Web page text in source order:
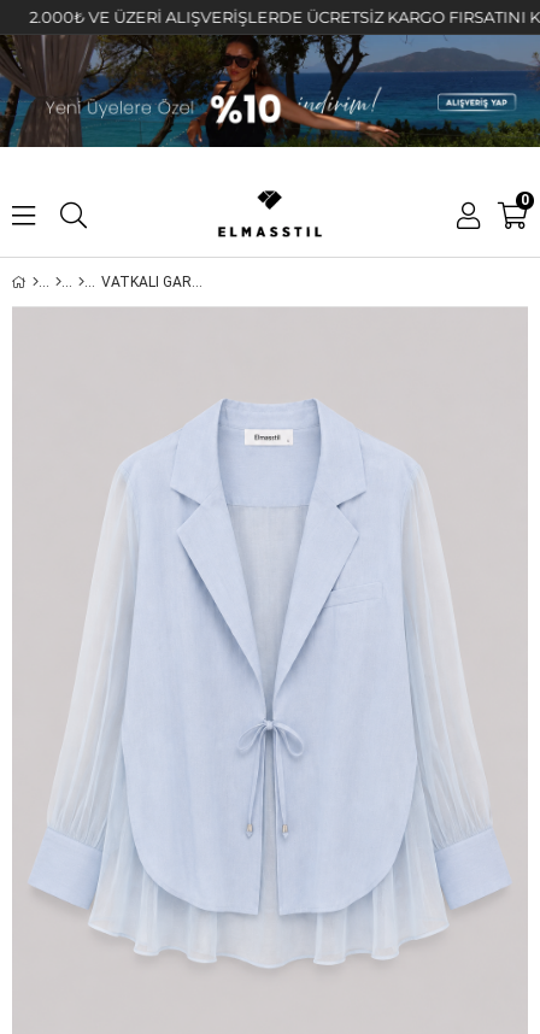
VE ÜZERİ ALIŞVERİŞLERDE ÜCRETSİZ KARGO FIRSATINI
0
VATKALI GARNİ DETAYLI CEKET/9739